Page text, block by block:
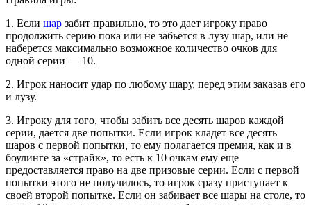
1. Если шар забит правильно, то это дает игроку право
продолжить серию пока или не забьется в лузу шар, или не
наберется максимально возможное количество очков для
одной серии — 10.
2. Игрок наносит удар по любому шару, перед этим заказав его
и лузу.
3. Игроку для того, чтобы забить все десять шаров каждой
серии, дается две попытки. Если игрок кладет все десять
шаров с первой попытки, то ему полагается премия, как и в
боулинге за «страйк», то есть к 10 очкам ему еще
предоставляется право на две призовые серии. Если с первой
попытки этого не получилось, то игрок сразу приступает к
своей второй попытке. Если он забивает все шары на столе, то